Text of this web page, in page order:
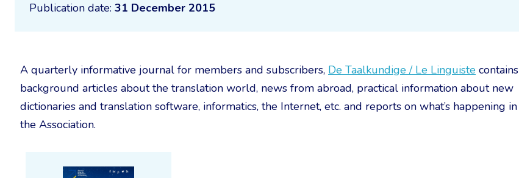
Publication date: 31 December 2015
A quarterly informative journal for members and subscribers, De Taalkundige / Le Linguiste contains
background articles about the translation world, news from abroad, practical information about new
dictionaries and translation software, informatics, the Internet, etc. and reports on what’s happening in
the Association.